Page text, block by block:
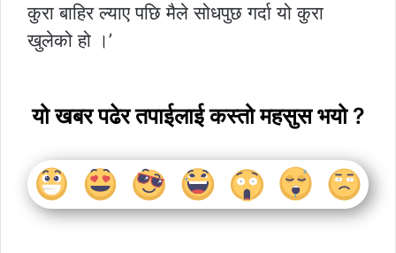
कुरा बाहिर ल्याए पछि मैले सोधपुछ गर्दा यो कुरा
खुलेको हो ।’
यो खबर पढेर तपाईलाई कस्तो महसुस भयो ?